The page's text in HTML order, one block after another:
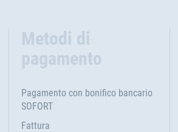
Metodi di
pagamento
Pagamento con bonifico bancario
SOFORT
Fattura